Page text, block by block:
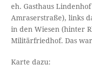
eh. Gasthaus
Amraserstraße), links
in den Wiesen (hinter
Militärfriedhof. Das
Karte dazu: